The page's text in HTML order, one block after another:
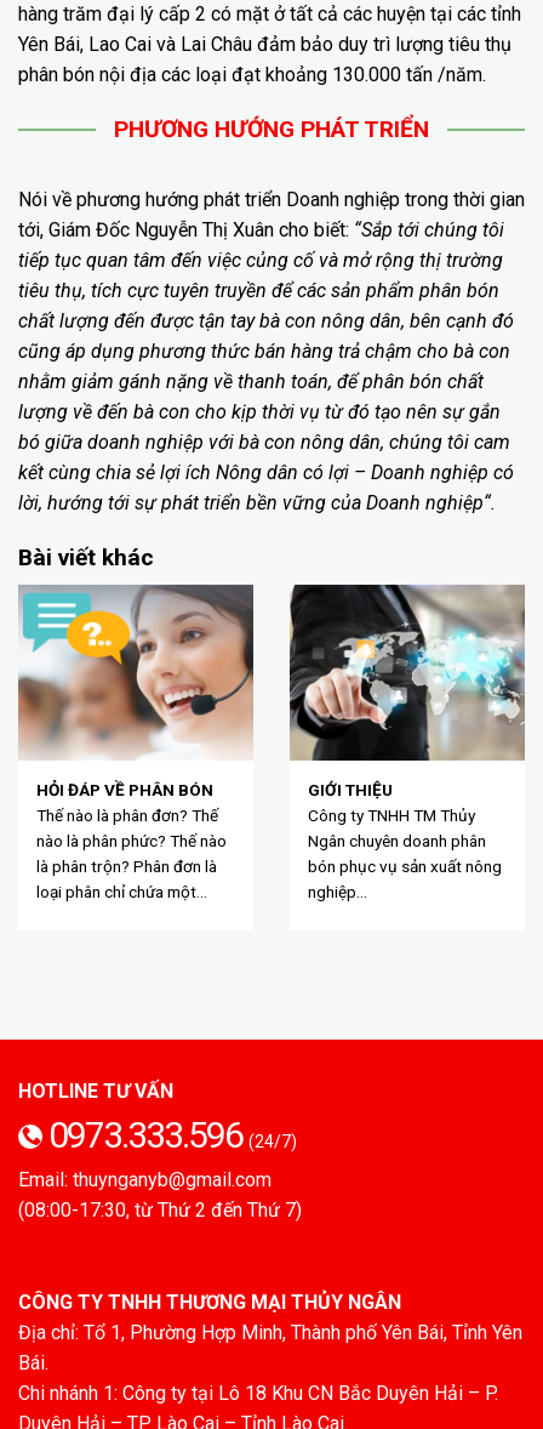
hàng trăm đại lý cấp 2 có mặt ở tất cả các huyện tại các tỉnh
Yên Bái, Lao Cai và Lai Châu đảm bảo duy trì lượng tiêu thụ
phân bón nội địa các loại đạt khoảng 130.000 tấn /năm.
PHƯƠNG HƯỚNG PHÁT TRIỂN
Nói về phương hướng phát triển Doanh nghiệp trong thời gian
tới, Giám Đốc Nguyễn Thị Xuân cho biết: “Sắp tới chúng tôi
tiếp tục quan tâm đến việc củng cố và mở rộng thị trường
tiêu thụ, tích cực tuyên truyền để các sản phẩm phân bón
chất lượng đến được tận tay bà con nông dân, bên cạnh đó
cũng áp dụng phương thức bán hàng trả chậm cho bà con
nhằm giảm gánh nặng về thanh toán, để phân bón chất
lượng về đến bà con cho kịp thời vụ từ đó tạo nên sự gắn
bó giữa doanh nghiệp với bà con nông dân, chúng tôi cam
kết cùng chia sẻ lợi ích Nông dân có lợi – Doanh nghiệp có
lời, hướng tới sự phát triển bền vững của Doanh nghiệp“.
Bài viết khác
HỎI ĐÁP VỀ PHÂN BÓN
Thế nào là phân đơn? Thế
nào là phân phức? Thế nào
là phân trộn? Phân đơn là
loại phân chỉ chứa một…
GIỚI THIỆU
Công ty TNHH TM Thủy
Ngân chuyên doanh phân
bón phục vụ sản xuất nông
nghiệp…
HOTLINE TƯ VẤN
0973.333.596 (24/7)
Email: thuynganyb@gmail.com
(08:00-17:30, từ Thứ 2 đến Thứ 7)
CÔNG TY TNHH THƯƠNG MẠI THỦY NGÂN
Địa chỉ: Tổ 1, Phường Hợp Minh, Thành phố Yên Bái, Tỉnh Yên
Bái.
Chi nhánh 1: Công ty tại Lô 18 Khu CN Bắc Duyên Hải – P.
Duyên Hải – TP Lào Cai – Tỉnh Lào Cai.